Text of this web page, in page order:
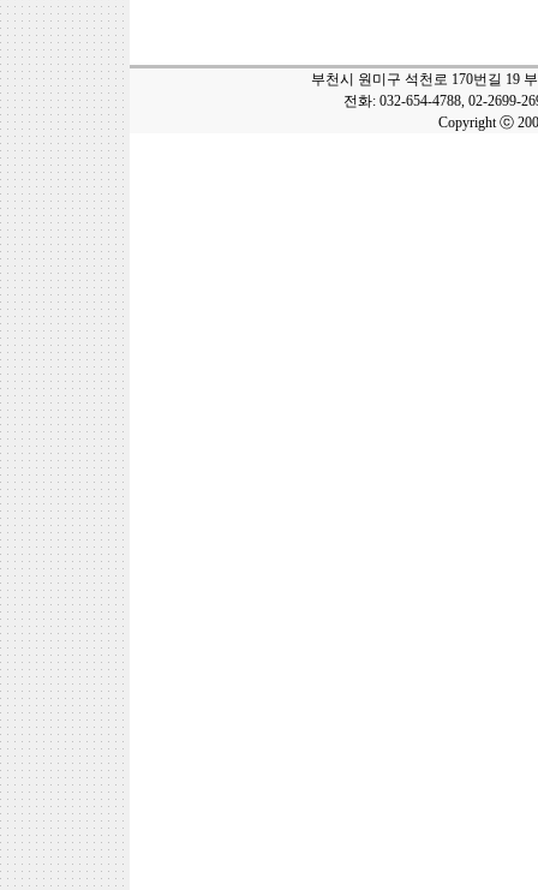
부천시 원미구 석천로 170번길 19
전화: 032-654-4788, 02-2699-
Copyright ⓒ